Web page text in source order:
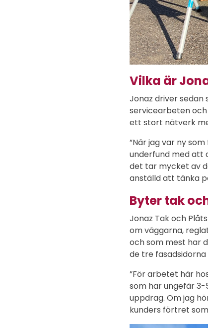
Vilka är
Jonaz driver
servicearbeten
ett stort nätverk
”När jag var ny
underfund med att
det tar mycket av
anställd att tänka
Byter tak
Jonaz Tak och
om väggarna,
och som mest har
de tre
”För arbetet här
som har ungefär
uppdrag. Om jag
kunders förtret